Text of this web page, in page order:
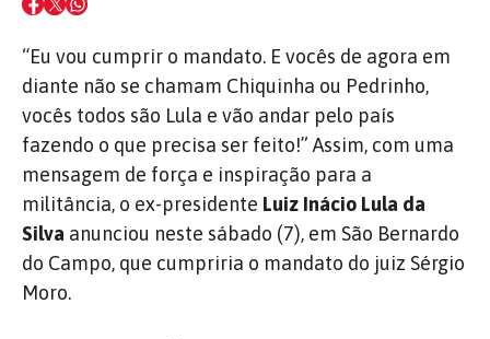
“Eu vou cumprir o mandato. E vocês de agora em
diante não se chamam Chiquinha ou Pedrinho,
vocês todos são Lula e vão andar pelo país
fazendo o que precisa ser feito!” Assim, com uma
mensagem de força e inspiração para a
militância, o ex-presidente Luiz Inácio Lula da
Silva anunciou neste sábado (7), em São Bernardo
do Campo, que cumpriria o mandato do juiz Sérgio
Moro.